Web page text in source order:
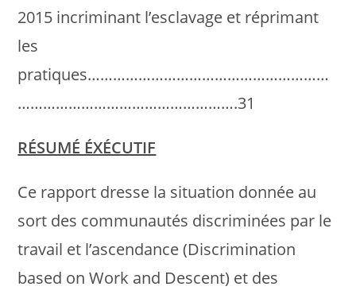
2015 incriminant l’esclavage et réprimant
les
pratiques…………………………………………………
…………………………………………….31
RÉSUMÉ ÉXÉCUTIF
Ce rapport dresse la situation donnée au
sort des communautés discriminées par le
travail et l’ascendance (Discrimination
based on Work and Descent) et des